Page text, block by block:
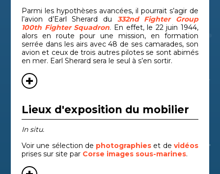
Parmi les hypothèses avancées, il pourrait s’agir de
l’avion d’Earl Sherard du 332ndFighter Group
100th Fighter Squadron. En effet, le 22 juin 1944,
alors en route pour une mission, en formation
serrée dans les airs avec 48 de ses camarades, son
avion et ceux de trois autres pilotes se sont abimés
en mer. Earl Sherard sera le seul à s’en sortir.
Lieux d'exposition du mobilier
In situ.
Voir une sélection de photographies et devidéos
prises sur site par Corse images sous-marines.